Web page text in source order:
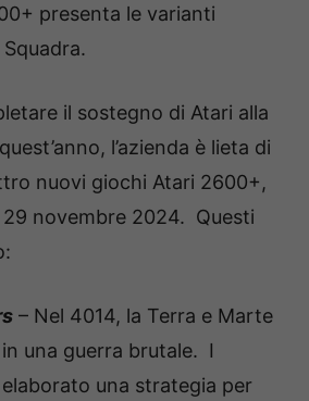
presenta le varianti
il sostegno di Atari alla
l’azienda è lieta di
nuovi giochi Atari 2600+,
novembre 2024. Questi
– Nel 4014, la Terra e Marte
una guerra brutale. I
una strategia per